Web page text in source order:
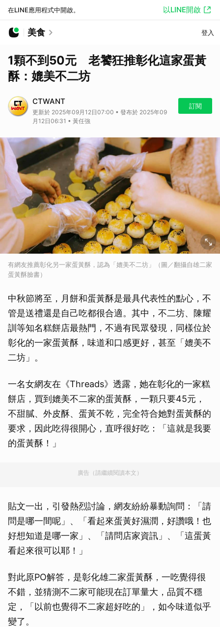
在LINE應用程式中開啟。 以LINE開啟
美食 登入
1顆不到50元 老饕狂推彰化這家蛋黃
酥：媲美不二坊
CTWANT
更新於 2025年09月12日07:00 • 發布於 2025年09
月12日06:31 • 黃任強
訂閱
有網友推薦彰化另一家蛋黃酥，認為「媲美不二坊」（圖／翻攝自雄二家
蛋黃酥臉書）
中秋節將至，月餅和蛋黃酥是最具代表性的點心，不
管是送禮還是自己吃都很合適。其中，不二坊、陳耀
訓等知名糕餅店最熱門，不過有民眾發現，同樣位於
彰化的一家蛋黃酥，味道和口感更好，甚至「媲美不
二坊」。
一名女網友在《Threads》透露，她在彰化的一家糕
餅店，買到媲美不二家的蛋黃酥，一顆只要45元，
不甜膩、外皮酥、蛋黃不乾，完全符合她對蛋黃酥的
要求，因此吃得很開心，直呼很好吃：「這就是我要
的蛋黃酥！」
廣告（請繼續閱讀本文）
貼文一出，引發熱烈討論，網友紛紛暴動詢問：「請
問是哪一間呢」、「看起來蛋黃好濕潤，好讚哦！也
好想知道是哪一家」、「請問店家資訊」、「這蛋黃
看起來很可以耶！」
對此原PO解答，是彰化雄二家蛋黃酥，一吃覺得很
不錯，並猜測不二家可能現在訂單量大，品質不穩
定，「以前也覺得不二家超好吃的」，如今味道似乎
變了。